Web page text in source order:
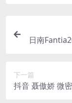
日南
下一篇